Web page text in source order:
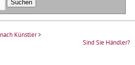
Suchen
nach Künstler>
Sind Sie Händler?